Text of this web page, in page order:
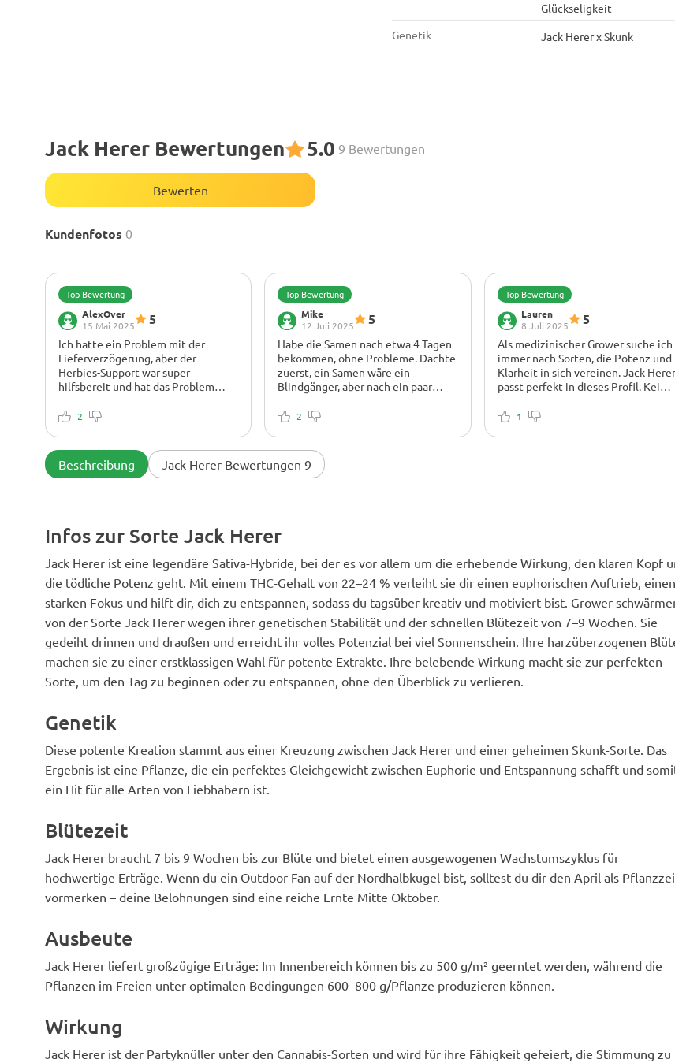
Glückseligkeit
Genetik
Jack Herer x Skunk
Jack Herer Bewertungen 5.0 9 Bewertungen
Bewerten
Kundenfotos 0
Top-Bewertung
AlexOver
15 Mai 2025
5
Ich hatte ein Problem mit der
Lieferverzögerung, aber der
Herbies-Support war super
hilfsbereit und hat das Problem
Samen erhalten hatte, keimten alle
für den SCROG-Anbau. Der Duft
während der späten Blüte war
2
Top-Bewertung
Mike
12 Juli 2025
5
Habe die Samen nach etwa 4 Tagen
bekommen, ohne Probleme. Dachte
zuerst, ein Samen wäre ein
Blindgänger, aber nach ein paar
war er der Größte, lol. Eine wirklich
wegsteckte. 5 Sterne für die
Genetik UND den Kundenservice!!!
2
Top-Bewertung
Lauren
8 Juli 2025
5
Als medizinischer Grower suche ich
immer nach Sorten, die Potenz und
Klarheit in sich vereinen. Jack Herer
passt perfekt in dieses Profil. Kein
Konzentration und Energie. Leicht
1
Beschreibung Jack Herer Bewertungen 9
Infos zur Sorte Jack Herer
Jack Herer ist eine legendäre Sativa-Hybride, bei der es vor allem um die erhebende Wirkung, den klaren Kopf
die tödliche Potenz geht. Mit einem THC-Gehalt von 22–24 % verleiht sie dir einen euphorischen Auftrieb, einen
starken Fokus und hilft dir, dich zu entspannen, sodass du tagsüber kreativ und motiviert bist. Grower
von der Sorte Jack Herer wegen ihrer genetischen Stabilität und der schnellen Blütezeit von 7–9 Wochen. Sie
gedeiht drinnen und draußen und erreicht ihr volles Potenzial bei viel Sonnenschein. Ihre harzüberzogenen
machen sie zu einer erstklassigen Wahl für potente Extrakte. Ihre belebende Wirkung macht sie zur perfekten
Sorte, um den Tag zu beginnen oder zu entspannen, ohne den Überblick zu verlieren.
Genetik
Diese potente Kreation stammt aus einer Kreuzung zwischen Jack Herer und einer geheimen Skunk-Sorte. Das
Ergebnis ist eine Pflanze, die ein perfektes Gleichgewicht zwischen Euphorie und Entspannung schafft und
ein Hit für alle Arten von Liebhabern ist.
Blütezeit
Jack Herer braucht 7 bis 9 Wochen bis zur Blüte und bietet einen ausgewogenen Wachstumszyklus für
hochwertige Erträge. Wenn du ein Outdoor-Fan auf der Nordhalbkugel bist, solltest du dir den April als
vormerken – deine Belohnungen sind eine reiche Ernte Mitte Oktober.
Ausbeute
Jack Herer liefert großzügige Erträge: Im Innenbereich können bis zu 500 g/m² geerntet werden, während die
Pflanzen im Freien unter optimalen Bedingungen 600–800 g/Pflanze produzieren können.
Wirkung
Jack Herer ist der Partyknüller unter den Cannabis-Sorten und wird für ihre Fähigkeit gefeiert, die Stimmung zu